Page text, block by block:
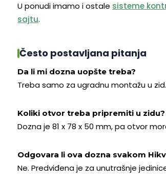
U ponudi imamo i ostale sisteme
sajtu.
Često postavljana pitanja
Da li mi dozna uopšte treba?
Treba samo za ugradnu montažu u
Koliki otvor treba pripremiti u zidu?
Dozna je 81 x 78 x 50 mm, pa otvor
Odgovara li ova dozna svakom
Ne. Predviđena je za unutrašnje